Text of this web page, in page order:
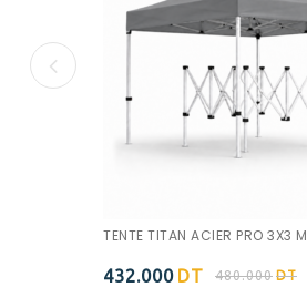
TENTE TITAN ACIER PRO 3X3 M
480.000 DT
432.000 DT